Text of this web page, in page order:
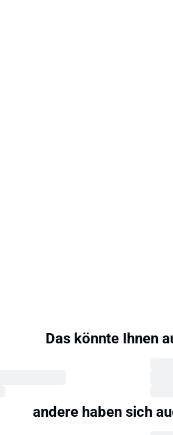
Das könnte Ihnen
andere haben sich